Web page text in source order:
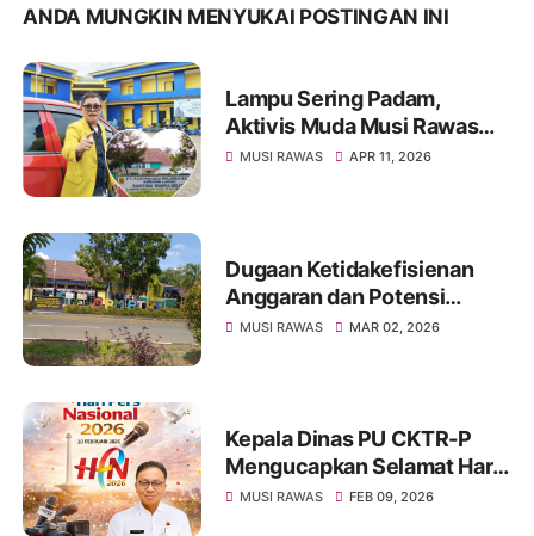
ANDA MUNGKIN MENYUKAI POSTINGAN INI
Lampu Sering Padam,
Aktivis Muda Musi Rawas
Desak Evaluasi Kinerja PLN
MUSI RAWAS APR 11, 2026
Dugaan Ketidakefisienan
Anggaran dan Potensi
Penyimpangan di DPM-
MUSI RAWAS MAR 02, 2026
Kepala Dinas PU CKTR-P
Mengucapkan Selamat Hari
Pers Nasional 2026
MUSI RAWAS FEB 09, 2026